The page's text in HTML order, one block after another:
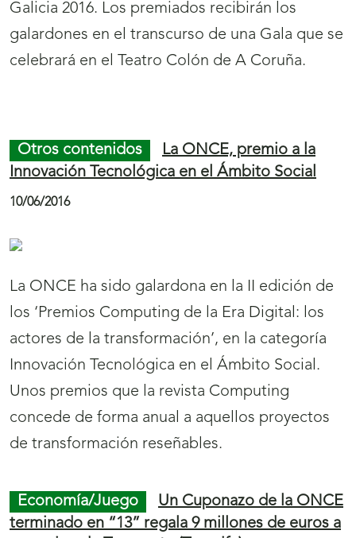
Galicia 2016. Los premiados recibirán los
galardones en el transcurso de una Gala que se
celebrará en el Teatro Colón de A Coruña.
de
página
536
a
t
r
a
l
n
a
e
c
de
página
537
a
t
r
a
l
n
a
e
c
Otros contenidos
La ONCE, premio a la
Innovación Tecnológica en el Ámbito Social
10/06/2016
La ONCE ha sido galardona en la II edición de
los ‘Premios Computing de la Era Digital: los
actores de la transformación’, en la categoría
Innovación Tecnológica en el Ámbito Social.
Unos premios que la revista Computing
concede de forma anual a aquellos proyectos
de transformación reseñables.
Economía/Juego
Un Cuponazo de la ONCE
terminado en “13” regala 9 millones de euros a